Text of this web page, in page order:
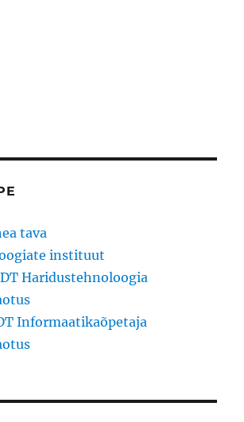
tava
instituut
Haridustehnoloogia
Informaatikaõpetaja